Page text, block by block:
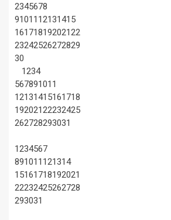
2345678
91011 12131415
16171819202122
23242526272829
30
1234
567891011
12131415161718
19202122232425
262728293031
1234567
891011 121314
15161718192021
22232425262728
293031